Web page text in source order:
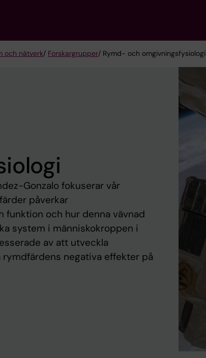
och nätverk/ Forskargrupper/ Rymd- och omgivningsfysiologi
Gonzalo fokuserar vår
påverkar
funktion och hur denna vävnad
system i människokroppen i
av att utveckla
negativa effekter på